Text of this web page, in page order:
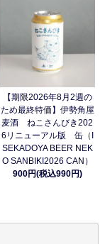
【期限2026年8月2週の
ため最終特価】伊勢角屋
麦酒 ねこさんびき202
6リニューアル版 缶（I
SEKADOYA BEER NEK
O SANBIKI2026 CAN）
900円(税込990円)